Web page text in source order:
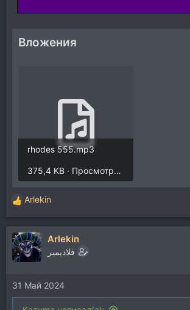
Вложения
rhodes 555.mp3
375,4 KB · Просмотры: 1.564
Р
е
а
к
ц
и
и
:
Arlekin
Arlekin
فلاديمير
31 Май 2024